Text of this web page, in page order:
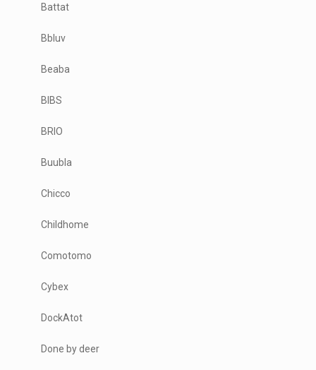
Battat
Bbluv
Beaba
BIBS
BRIO
Buubla
Chicco
Childhome
Comotomo
Cybex
DockAtot
Done by deer